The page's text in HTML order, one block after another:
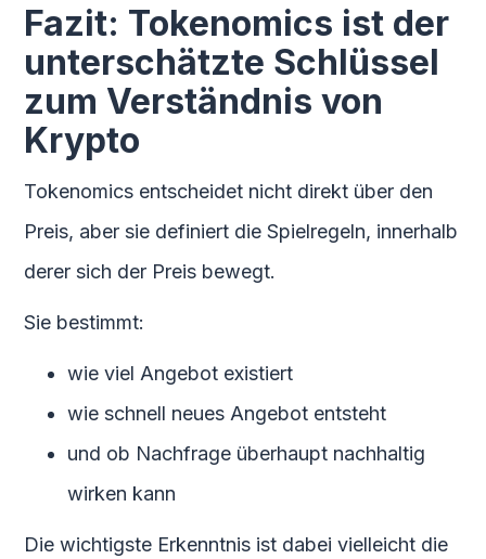
Fazit: Tokenomics ist der
unterschätzte Schlüssel
zum Verständnis von
Krypto
Tokenomics entscheidet nicht direkt über den
Preis, aber sie definiert die Spielregeln, innerhalb
derer sich der Preis bewegt.
Sie bestimmt:
wie viel Angebot existiert
wie schnell neues Angebot entsteht
und ob Nachfrage überhaupt nachhaltig
wirken kann
Die wichtigste Erkenntnis ist dabei vielleicht die